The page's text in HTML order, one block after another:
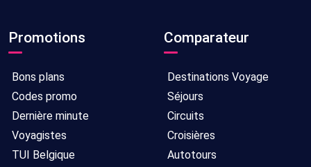
Promotions
Bons plans
Codes promo
Dernière minute
Voyagistes
TUI Belgique
Comparateur
Destinations Voyage
Séjours
Circuits
Croisières
Autotours